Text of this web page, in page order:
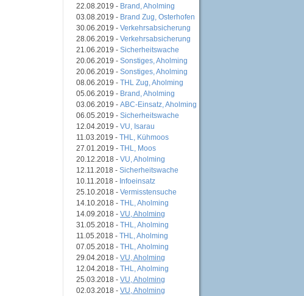
22.08.2019 - Brand, Aholming
03.08.2019 - Brand Zug, Osterhofen
30.06.2019 - Verkehrsabsicherung
28.06.2019 - Verkehrsabsicherung
21.06.2019 - Sicherheitswache
20.06.2019 - Sonstiges, Aholming
20.06.2019 - Sonstiges, Aholming
08.06.2019 - THL Zug, Aholming
05.06.2019 - Brand, Aholming
03.06.2019 - ABC-Einsatz, Aholming
06.05.2019 - Sicherheitswache
12.04.2019 - VU, Isarau
11.03.2019 - THL, Kühmoos
27.01.2019 - THL, Moos
20.12.2018 - VU, Aholming
12.11.2018 - Sicherheitswache
10.11.2018 - Infoeinsatz
25.10.2018 - Vermisstensuche
14.10.2018 - THL, Aholming
14.09.2018 - VU, Aholming
31.05.2018 - THL, Aholming
11.05.2018 - THL, Aholming
07.05.2018 - THL, Aholming
29.04.2018 - VU, Aholming
12.04.2018 - THL, Aholming
25.03.2018 - VU, Aholming
02.03.2018 - VU, Aholming